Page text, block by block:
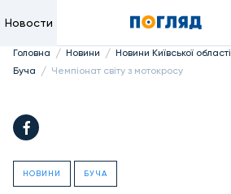
Новости
Головна / Новини / Новини Київської області
Буча / Чемпіонат світу з мотокросу
НОВИНИ БУЧА